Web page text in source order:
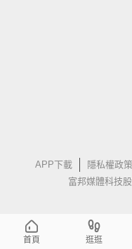
APP下載 隱私權政策
富邦媒體科技
首頁 逛逛